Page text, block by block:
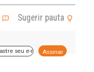
Sugerir pauta